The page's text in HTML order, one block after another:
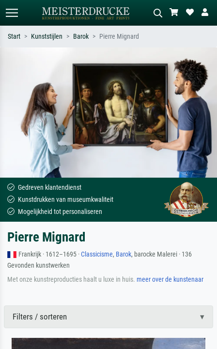
Zoek op kunstenaar, titel of stijl – bijv.
Monet, Sterrennacht, impressionisme,
Hokusai-golf, naakt.
Beschrijf de scène – bijv. groene
weide, abstract met veel rood, donker
olieverfschilderij, staand naakt naast
een boom.
Start Kunststijlen Barok Pierre Mignard
Gedreven klantendienst
Kunstdrukken van museumkwaliteit
Mogelijkheid tot personaliseren
Pierre Mignard
Frankrijk · 1612–1695 ·Classicisme, Barok, barocke Malerei · 136
Gevonden kunstwerken
Met onze kunstreproducties haalt u luxe in huis. meer over de kunstenaar
Filters / sorteren